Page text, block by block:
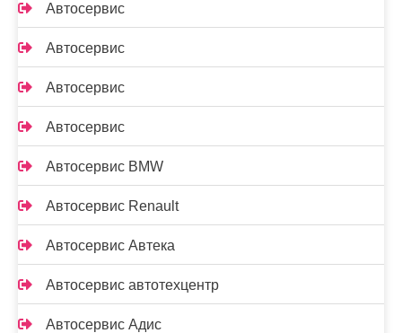
Автосервис
Автосервис
Автосервис
Автосервис
Автосервис BMW
Автосервис Renault
Автосервис Автека
Автосервис автотехцентр
Автосервис Адис